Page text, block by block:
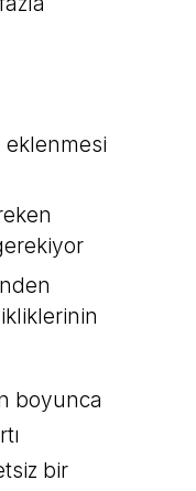
eklenmesi
boyunca
bir